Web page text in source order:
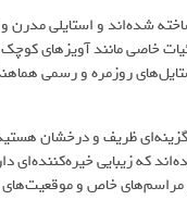
شده‌اند و استایلی
خاصی مانند آویزهای
روزمره و رسمی
ظریف و درخشان
که زیبایی خیره‌کننده‌ای
مراسم‌های خاص و